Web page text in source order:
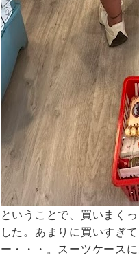
ということで、買いまく
した。あまりに買いすぎ
ー・・・。スーツケース